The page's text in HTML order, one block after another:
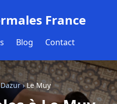
France
Blog Contact
›Le Muy